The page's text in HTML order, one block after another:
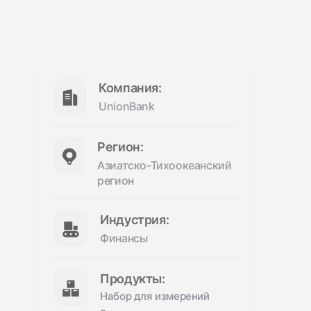
Компания:
UnionBank
Регион:
Азиатско-Тихоокеанский
регион
Индустрия:
Финансы
Продукты:
Набор для измерений